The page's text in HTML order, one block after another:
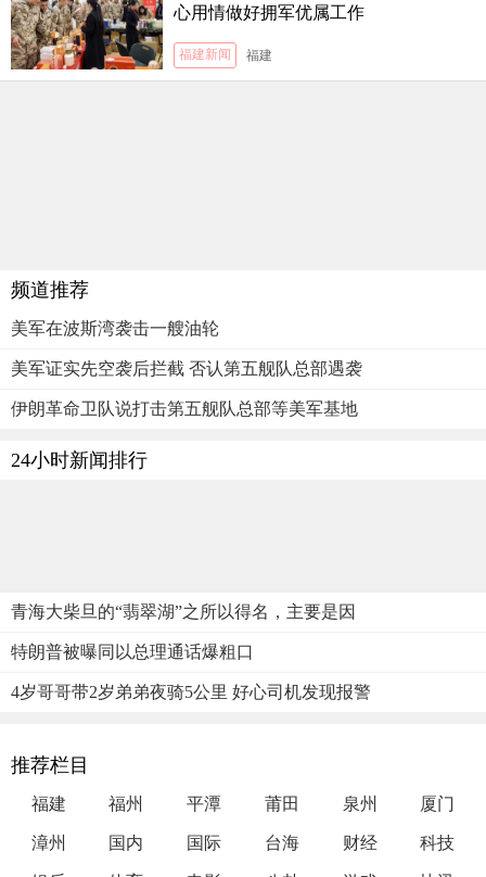
心用情做好拥军优属工作
福建新闻 福建
频道推荐
美军在波斯湾袭击一艘油轮
美军证实先空袭后拦截 否认第五舰队总部遇袭
伊朗革命卫队说打击第五舰队总部等美军基地
24小时新闻排行
青海大柴旦的“翡翠湖”之所以得名，主要是因
特朗普被曝同以总理通话爆粗口
4岁哥哥带2岁弟弟夜骑5公里 好心司机发现报警
推荐栏目
福建 福州 平潭 莆田 泉州 厦门
漳州 国内 国际 台海 财经 科技